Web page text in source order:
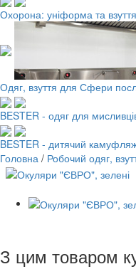
Охорона: уніформа та взуття
Одяг, взуття для Сфери
BESTER - одяг для
BESTER - дитячий
Головна / Робочий одяг,
З цим товаром